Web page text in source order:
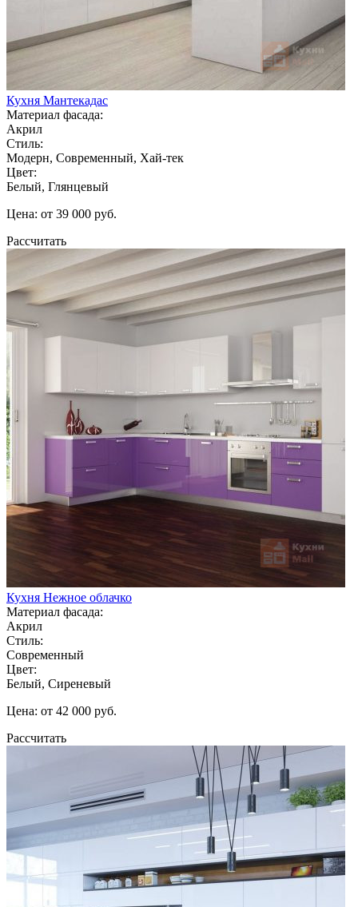
Кухня Мантекадас
Материал фасада:
Акрил
Стиль:
Модерн, Современный, Хай-тек
Цвет:
Белый, Глянцевый
Цена: от 39 000 руб.
Рассчитать
Кухня Нежное облачко
Материал фасада:
Акрил
Стиль:
Современный
Цвет:
Белый, Сиреневый
Цена: от 42 000 руб.
Рассчитать